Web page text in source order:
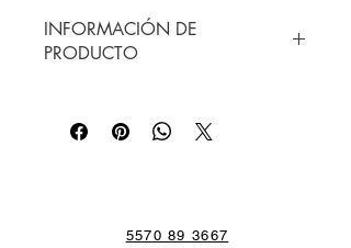
INFORMACIÓN DE
PRODUCTO
y 1200 lb
5570 89 3667